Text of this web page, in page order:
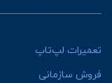
تعمیرات لپ‌تاپ
فروش سازمانی